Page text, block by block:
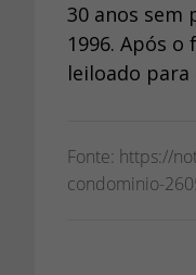
30 anos sem
1996. Após
leiloado
Fonte: https://
condominio-